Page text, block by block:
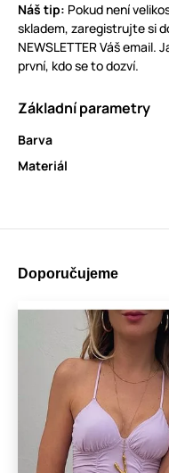
Náš tip: Pokud není
skladem, zaregistrujte si
NEWSLETTER Váš email.
první, kdo se to dozví.
Základní parametry
Barva
Materiál
Doporučujeme